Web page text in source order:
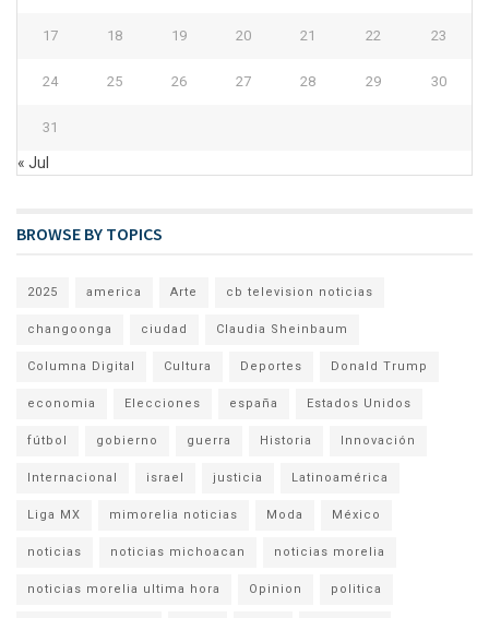
17 18 19 20 21 22 23
24 25 26 27 28 29 30
31
« Jul
BROWSE BY TOPICS
2025 america Arte cb television noticias
changoonga ciudad Claudia Sheinbaum
Columna Digital Cultura Deportes Donald Trump
economia Elecciones españa Estados Unidos
fútbol gobierno guerra Historia Innovación
Internacional israel justicia Latinoamérica
Liga MX mimorelia noticias Moda México
noticias noticias michoacan noticias morelia
noticias morelia ultima hora Opinion politica